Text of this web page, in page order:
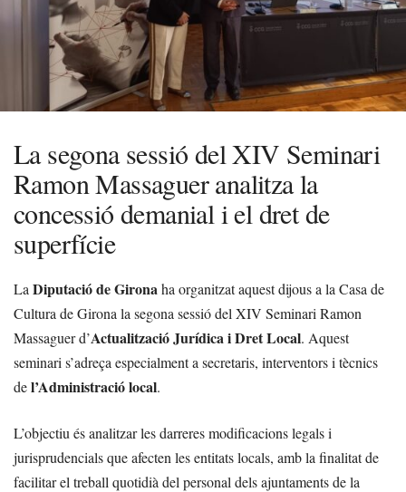
La segona sessió del XIV Seminari
Ramon Massaguer analitza la
concessió demanial i el dret de
superfície
La Diputació de Gironaha organitzat aquest dijous a la Casa de
Cultura de Girona la segona sessió del XIV Seminari Ramon
Massaguer d’Actualització Jurídica i Dret Local. Aquest
seminari s’adreça especialment a secretaris, interventors i tècnics
del’Administració local.
L’objectiu és analitzar les darreres modificacions legals i
jurisprudencials que afecten les entitats locals, amb la finalitat de
facilitar el treball quotidià del personal dels ajuntaments de la